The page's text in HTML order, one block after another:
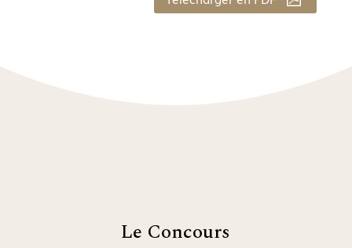
Le Concours